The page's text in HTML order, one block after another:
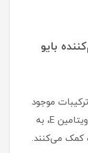
بایو
موجود
در بایو اویل، از جمله روغن‌های گیاهی و ویتامین E، به
کمک می‌کنند.